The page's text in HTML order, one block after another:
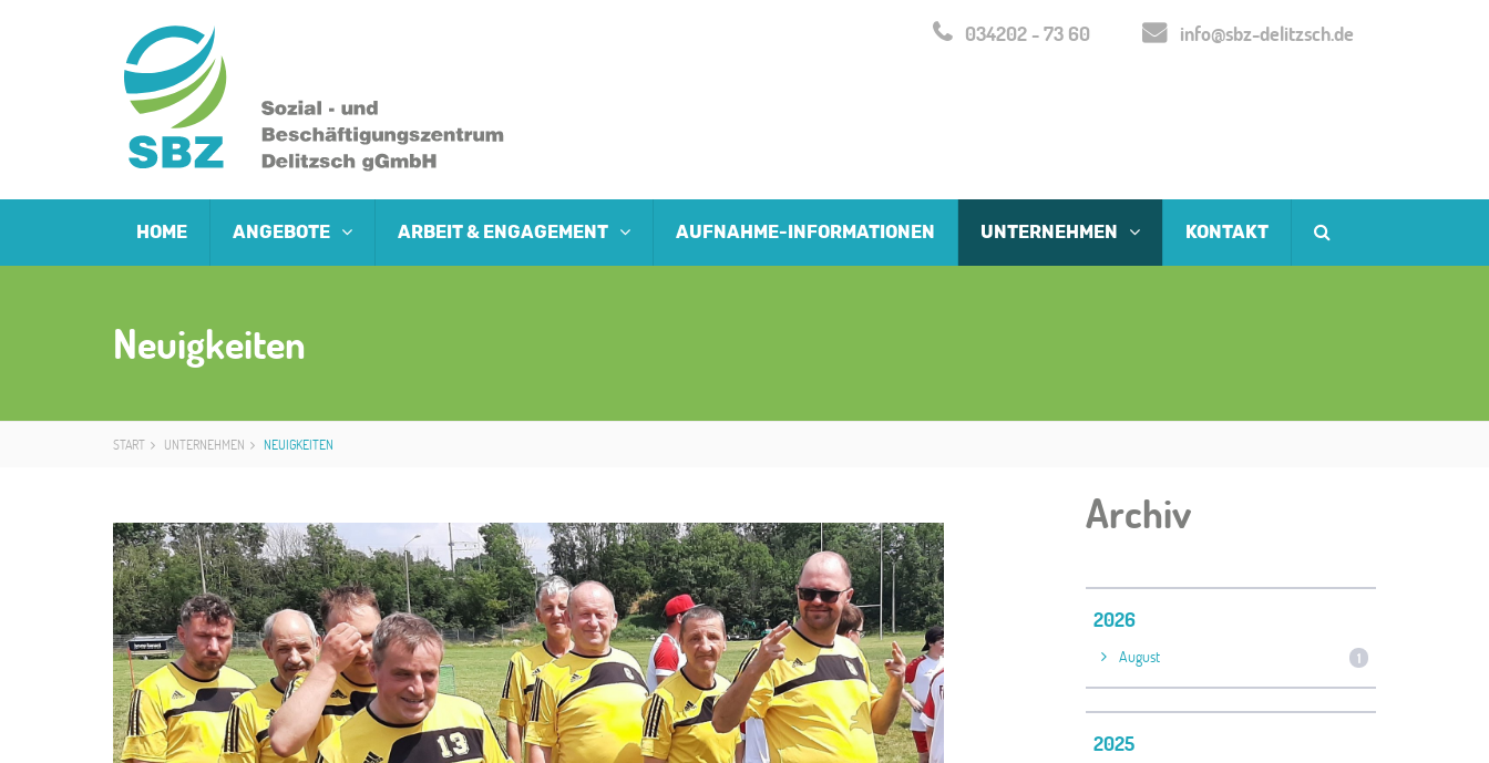
034202 - 73 60 info@sbz-delitzsch.de
HOME ANGEBOTE ARBEIT & ENGAGEMENT AUFNAHME-INFORMATIONEN UNTERNEHMEN KONTAKT
Neuigkeiten
START UNTERNEHMEN NEUIGKEITEN
Archiv
2026
August 1
2025